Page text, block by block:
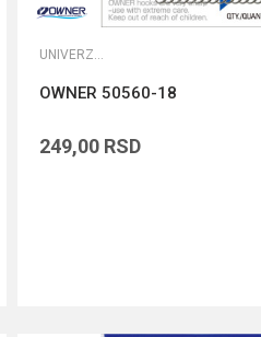
UNIVERZALNE UDICE
OWNER 50560-18
249,00 RSD